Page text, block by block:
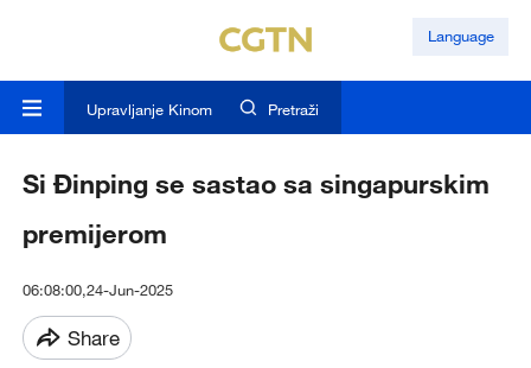
Language
Upravljanje Kinom Pretraži
Si Đinping se sastao sa singapurskim
premijerom
06:08:00,24-Jun-2025
Share